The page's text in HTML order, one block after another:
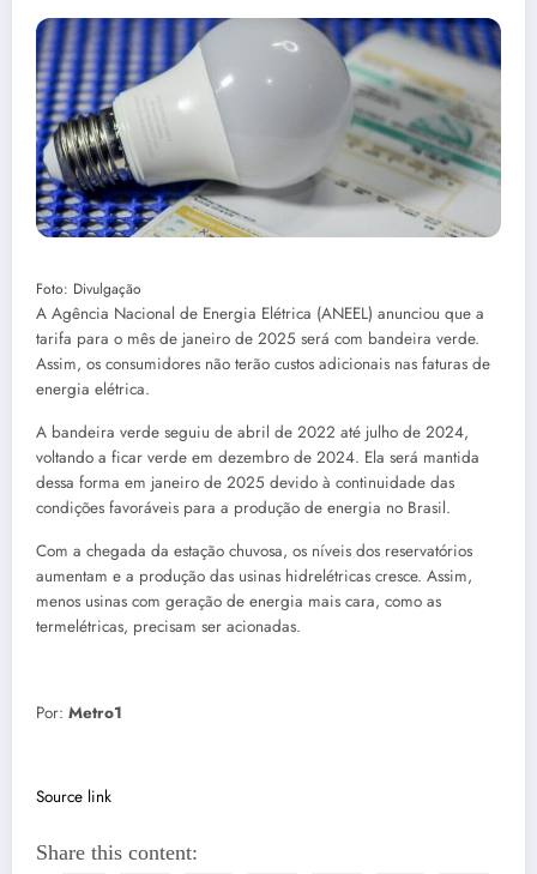
Foto: Divulgação
A Agência Nacional de Energia Elétrica (ANEEL) anunciou que a
tarifa para o mês de janeiro de 2025 será com bandeira verde.
Assim, os consumidores não terão custos adicionais nas faturas de
energia elétrica.
A bandeira verde seguiu de abril de 2022 até julho de 2024,
voltando a ficar verde em dezembro de 2024. Ela será mantida
dessa forma em janeiro de 2025 devido à continuidade das
condições favoráveis para a produção de energia no Brasil.
Com a chegada da estação chuvosa, os níveis dos reservatórios
aumentam e a produção das usinas hidrelétricas cresce. Assim,
menos usinas com geração de energia mais cara, como as
termelétricas, precisam ser acionadas.
Por: Metro1
Source link
Share this content: